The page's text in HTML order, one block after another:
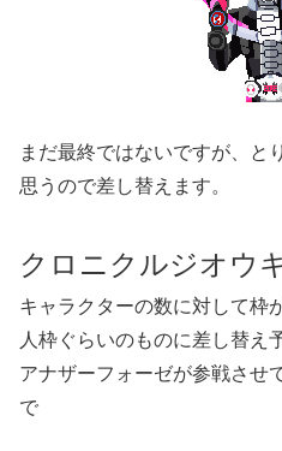
まだ最終ではないですが、と
思うので差し替えます。
クロニクルジオウ
キャラクターの数に対して枠
人枠ぐらいのものに差し替え
アナザーフォーゼが参戦させ
で